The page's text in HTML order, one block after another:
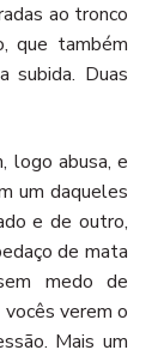
ao tronco
que também
subida. Duas
logo abusa, e
um daqueles
e de outro,
de mata
medo de
verem o
Mais um